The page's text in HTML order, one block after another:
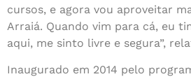
cursos, e agora vou aproveitar
Arraiá. Quando vim para cá, eu
aqui, me sinto livre e segura”,
Inaugurado em 2014 pelo